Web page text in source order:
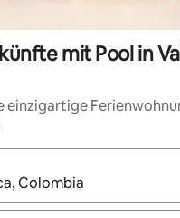
mit Pool in
einzigartige
verfügbar sind, navigiere